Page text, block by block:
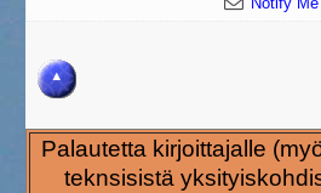
Palautetta kirjoittajalle
teknsisistä